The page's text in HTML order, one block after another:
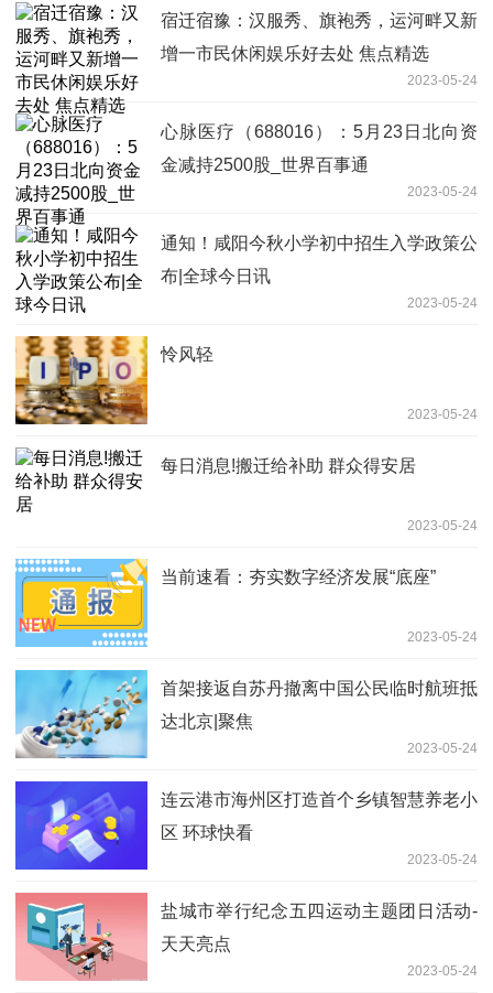
宿迁宿豫：汉服秀、旗袍秀，运河畔又新
增一市民休闲娱乐好去处 焦点精选
2023-05-24
心脉医疗（688016）：5月23日北向资
金减持2500股_世界百事通
2023-05-24
通知！咸阳今秋小学初中招生入学政策公
布|全球今日讯
2023-05-24
怜风轻
2023-05-24
每日消息!搬迁给补助 群众得安居
2023-05-24
当前速看：夯实数字经济发展“底座”
2023-05-24
首架接返自苏丹撤离中国公民临时航班抵
达北京|聚焦
2023-05-24
连云港市海州区打造首个乡镇智慧养老小
区 环球快看
2023-05-24
盐城市举行纪念五四运动主题团日活动-
天天亮点
2023-05-24